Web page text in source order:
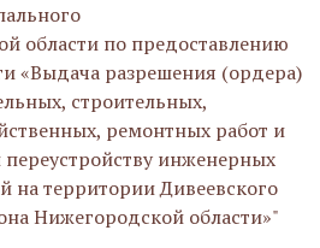
области по предоставлению
«Выдача разрешения (ордера)
строительных,
ремонтных работ и
инженерных
на территории Дивеевского
Нижегородской области»"